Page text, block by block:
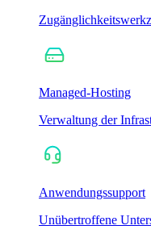
Managed-Hosting
Verwaltung der
Anwendungssupport
Unübertroffene